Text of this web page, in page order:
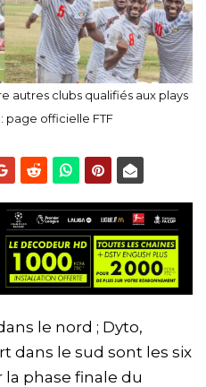
autres clubs qualifiés aux plays
page officielle FTF
le nord ; Dyto,
dans le sud sont les six
phase finale du